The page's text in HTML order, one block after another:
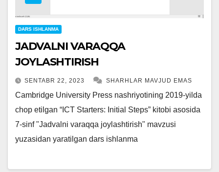
DARS ISHLANMA
JADVALNI VARAQQA
JOYLASHTIRISH
SENTABR 22, 2023 SHARHLAR MAVJUD EMAS
Cambridge University Press nashriyotining 2019-yilda
chop etilgan “ICT Starters: Initial Steps” kitobi asosida
7-sinf "Jadvalni varaqqa joylashtirish" mavzusi
yuzasidan yaratilgan dars ishlanma